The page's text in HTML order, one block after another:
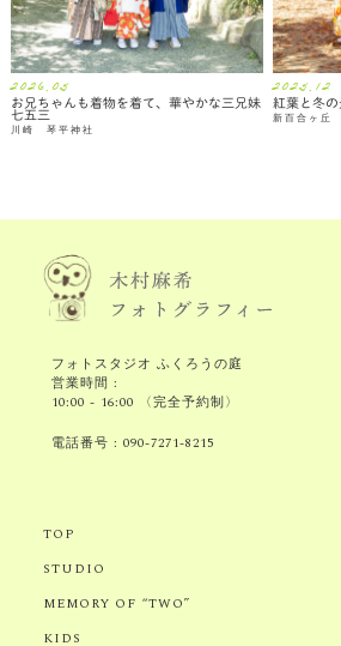
2026.05
お兄ちゃんも着物を着て、華やかな三兄妹
七五三
川崎 琴平神社
2025.12
紅葉と冬
新百合ヶ丘
フォトスタジオ ふくろうの庭
営業時間 :
10:00 - 16:00 〈完全予約制〉
電話番号 :090-7271-8215
TOP
STUDIO
MEMORY OF “TWO”
KIDS